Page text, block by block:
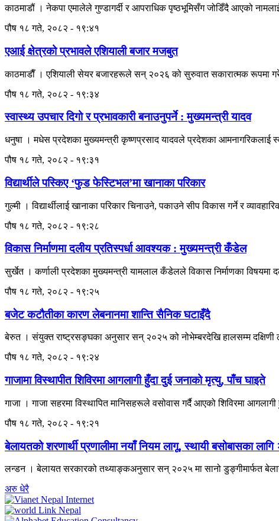
काठमाडौं । नेकपा एमालेले गुण्डागर्दी र आपराधिक पृष्ठभूमिसँग जोडिँदै आएको
पौष १८ गते, २०८२ - १९:४१
एआई क्षेत्रको प्रभावले एशियाली बजार मजबुत
काठमाडाैँ । एशियाली सेयर बजारहरूले सन् २०२६ को सुरुवात सकारात्मक रूपमा
पौष १८ गते, २०८२ - १९:३४
स्वास्थ्य उपचार दिगो र प्रभावकारी बनाउनुपर्ने : मुख्यमन्त्री यादव
धनुषा । मधेस प्रदेशका मुख्यमन्त्री कृष्णप्रसाद यादवले प्रदेशका आमनागरिकलाई
पौष १८ गते, २०८२ - १९:३१
विद्यार्थीले पस्किए ‘फुड फेस्टिभल’मा खानाका परिकार
गुल्मी । विद्यार्थीलाई खानाका परिकार चिनाउने, पकाउने सीप विकास गर्ने र
पौष १८ गते, २०८२ - १९:२८
विकास निर्माणमा दलीय प्रतिस्पर्धा आवश्यक : मुख्यमन्त्री कँडेल
सुर्खेत । कर्णाली प्रदेशका मुख्यमन्त्री यामलाल कँडेलले विकास निर्माणका विषयमा
पौष १८ गते, २०८२ - १९:२५
बजेट कटौतीका कारण लेबनानमा शान्ति सैनिक घटाइँदै
बेरुत । संयुक्त राष्ट्रसङ्घका अनुसार सन् २०२५ को नोभेम्बरदेखि हालसम्म
पौष १८ गते, २०८२ - १९:२४
गाजामा विस्थापीत शिविरमा आगलागी हुँदा दुई जनाको मृत्यु, पाँच घाइते
गाजा । गाजा सहरमा विस्थापित मानिसहरूले वसोवास गर्दै आएको शिविरमा
पौष १८ गते, २०८२ - १९:२१
बेलायतको शरणार्थी प्रणालीमा नयाँ नियम लागू, स्थायी बसोबासका लागि
लन्डन । बेलायत सरकारको तथ्याङ्कअनुसार सन् २०२५ मा सानो डुङ्गीमार्फत
अरु धेरै